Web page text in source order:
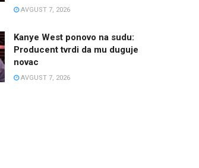
AVGUST 7, 2026
Kanye West ponovo na sudu:
Producent tvrdi da mu duguje
novac
AVGUST 7, 2026